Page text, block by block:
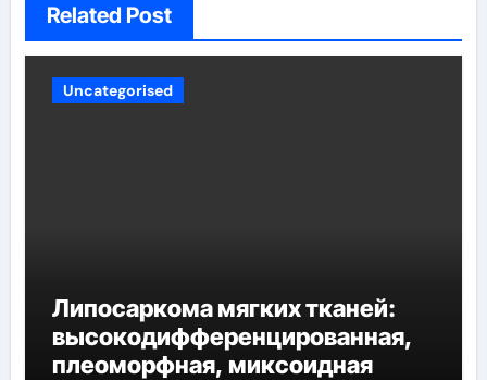
Related Post
Uncategorised
Липосаркома мягких тканей:
высокодифференцированная,
плеоморфная, миксоидная